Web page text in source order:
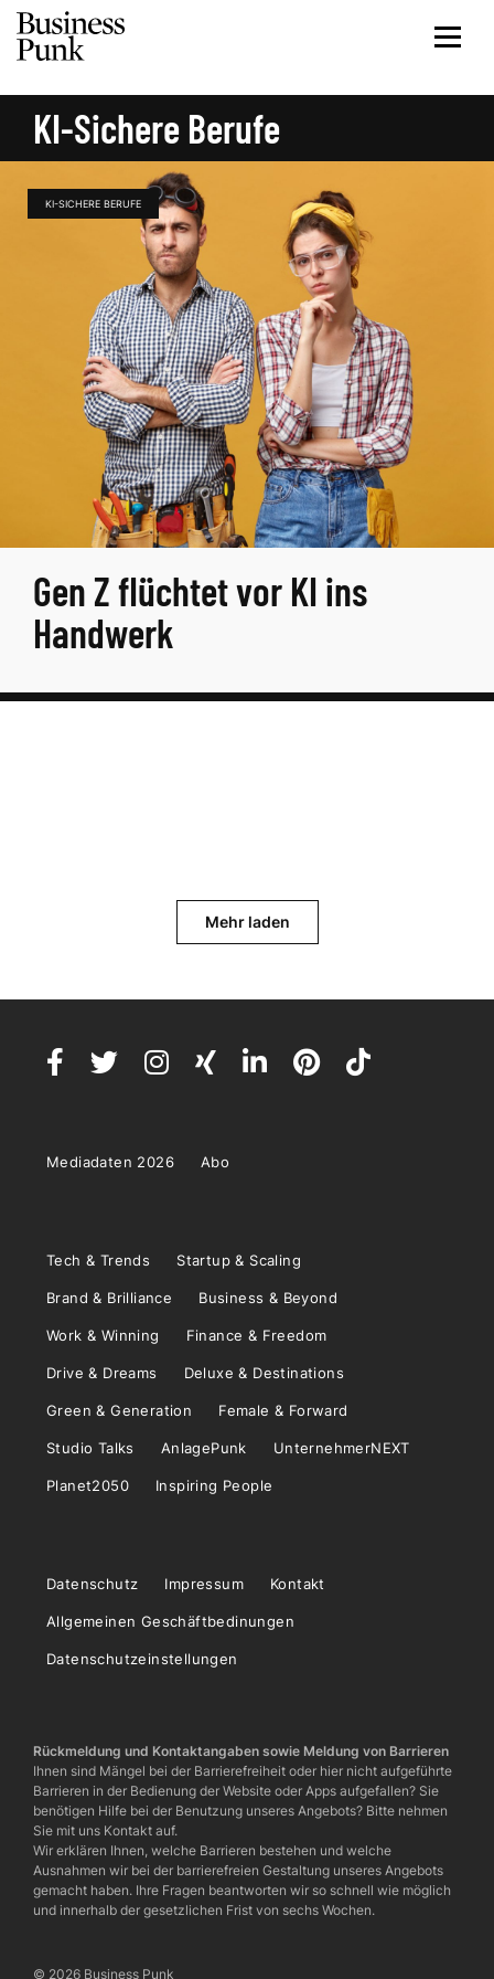
KI-Sichere Berufe
KI-SICHERE BERUFE
Gen Z flüchtet vor KI ins
Handwerk
Mehr laden
Mediadaten 2026 Abo
Tech & Trends Startup & Scaling
Brand & Brilliance Business & Beyond
Work & Winning Finance & Freedom
Drive & Dreams Deluxe & Destinations
Green & Generation Female & Forward
Studio Talks AnlagePunk UnternehmerNEXT
Planet2050 Inspiring People
Datenschutz Impressum Kontakt
Allgemeinen Geschäftbedinungen
Datenschutzeinstellungen
Rückmeldung und Kontaktangaben sowie Meldung von Barrieren
Ihnen sind Mängel bei der Barrierefreiheit oder hier nicht aufgeführte
Barrieren in der Bedienung der Website oder Apps aufgefallen? Sie
benötigen Hilfe bei der Benutzung unseres Angebots? Bitte nehmen
Sie mit uns Kontakt auf.
Wir erklären Ihnen, welche Barrieren bestehen und welche
Ausnahmen wir bei der barrierefreien Gestaltung unseres Angebots
gemacht haben. Ihre Fragen beantworten wir so schnell wie möglich
und innerhalb der gesetzlichen Frist von sechs Wochen.
© 2026 Business Punk